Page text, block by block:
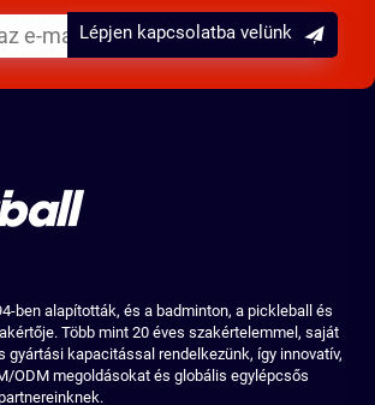
Lépjen kapcsolatba velünk
ben alapították, és a badminton, a pickleball és
Több mint 20 éves szakértelemmel, saját
gyártási kapacitással rendelkezünk, így innovatív,
ODM megoldásokat és globális egylépcsős